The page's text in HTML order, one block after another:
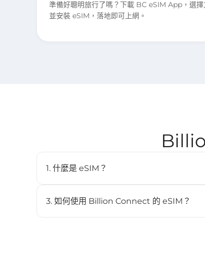
準備好聰明旅行了嗎？下載 BC eSIM App，選擇
並安裝 eSIM，落地即可上網。
1. 什麼是 eSIM？
內建於相容裝置中，並可儲存多個配置檔。
3. 如何使用 Billion Connect 的 eSIM？